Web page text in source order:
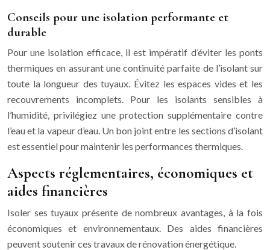
Conseils pour une isolation performante et
durable
Pour une isolation efficace, il est impératif d’éviter les ponts
thermiques en assurant une continuité parfaite de l’isolant sur
toute la longueur des tuyaux. Évitez les espaces vides et les
recouvrements incomplets. Pour les isolants sensibles à
l’humidité, privilégiez une protection supplémentaire contre
l’eau et la vapeur d’eau. Un bon joint entre les sections d’isolant
est essentiel pour maintenir les performances thermiques.
Aspects réglementaires, économiques et
aides financières
Isoler ses tuyaux présente de nombreux avantages, à la fois
économiques et environnementaux. Des aides financières
peuvent soutenir ces travaux de rénovation énergétique.